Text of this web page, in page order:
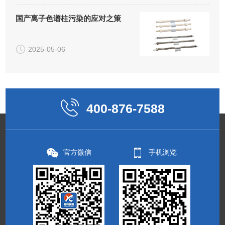
国产离子色谱柱污染的应对之策
2025-05-06
400-876-7588
官方微信 手机浏览